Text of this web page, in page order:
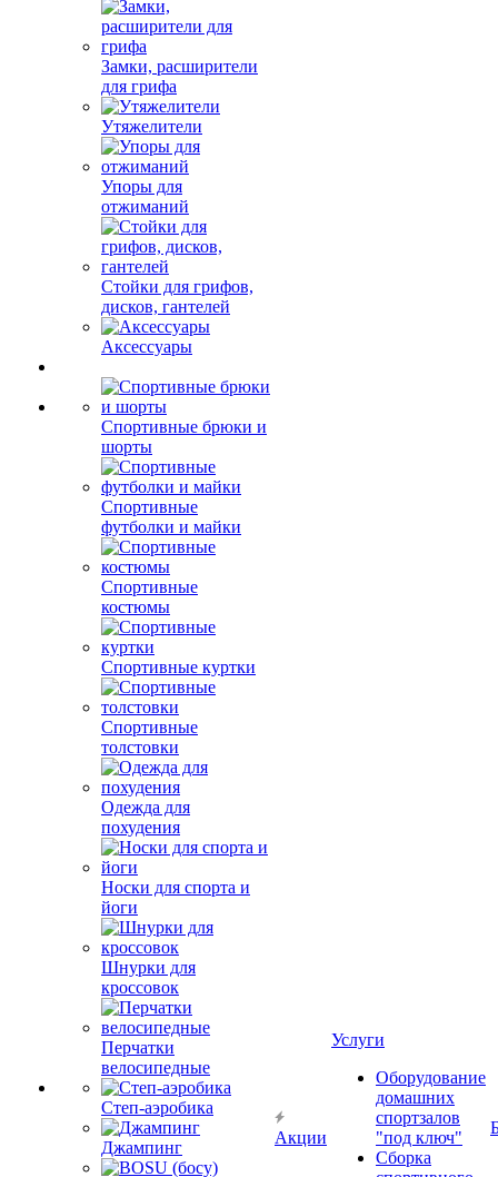
Замки, расширители
для грифа
Утяжелители
Упоры для
отжиманий
Стойки для грифов,
дисков, гантелей
Аксессуары
Спортивные брюки и
шорты
Спортивные
футболки и майки
Спортивные
костюмы
Спортивные куртки
Спортивные
толстовки
Одежда для
похудения
Носки для спорта и
йоги
Шнурки для
кроссовок
Перчатки
велосипедные
Степ-аэробика
Джампинг
Акции
Услуги
Оборудование
домашних
спортзалов
"под ключ"
Сборка